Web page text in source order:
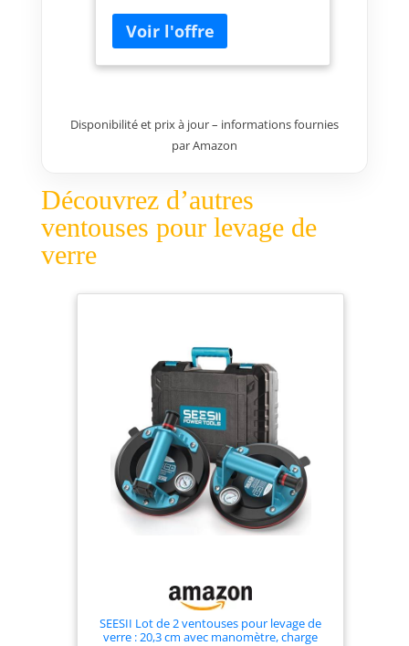
grands verres, carreaux,
marbres, ventouses sous
de charge de
Disponibilité et prix à jour – informations fournies
par Amazon
Découvrez d’autres
ventouses pour levage de
verre
SEESII Lot de 2 ventouses pour levage de
verre : 20,3 cm avec manomètre, charge